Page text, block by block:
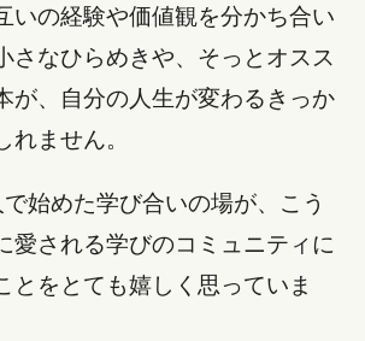
いの経験や価値観を分かち合い
さなひらめきや、そっとオスス
が、自分の人生が変わるきっか
れません。
始めた学び合いの場が、こう
愛される学びのコミュニティに
とをとても嬉しく思っていま